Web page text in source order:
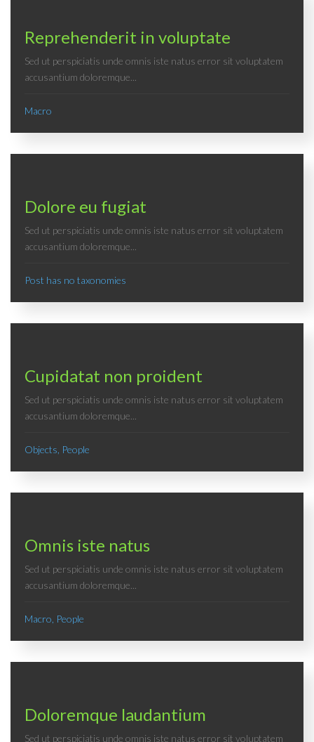
Reprehenderit in voluptate
Sed ut perspiciatis unde omnis iste natus error sit voluptatem
accusantium doloremque...
Macro
Dolore eu fugiat
Sed ut perspiciatis unde omnis iste natus error sit voluptatem
accusantium doloremque...
Post has no taxonomies
Cupidatat non proident
Sed ut perspiciatis unde omnis iste natus error sit voluptatem
accusantium doloremque...
Objects, People
Omnis iste natus
Sed ut perspiciatis unde omnis iste natus error sit voluptatem
accusantium doloremque...
Macro, People
Doloremque laudantium
Sed ut perspiciatis unde omnis iste natus error sit voluptatem